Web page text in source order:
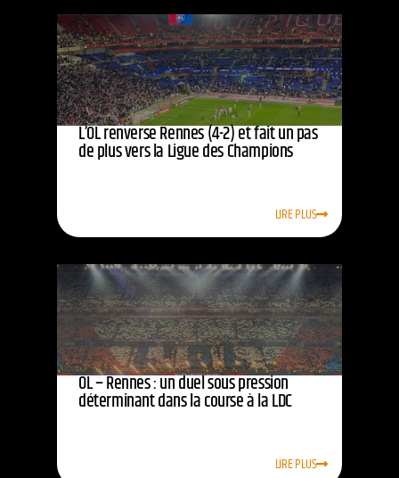
L’OL renverse Rennes (4-2) et fait un pas
de plus vers la Ligue des Champions
LIRE PLUS
OL – Rennes : un duel sous pression
déterminant dans la course à la LDC
LIRE PLUS